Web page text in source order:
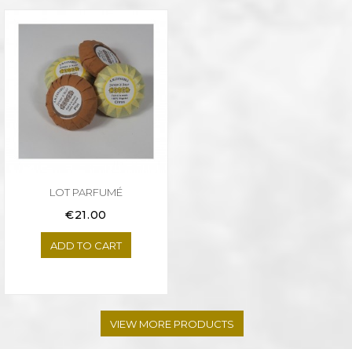
LOT PARFUMÉ
Price
€21.00
ADD TO CART
VIEW MORE PRODUCTS